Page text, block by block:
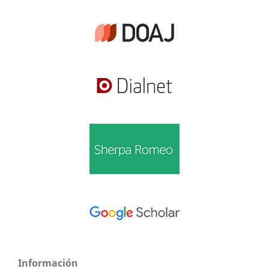
Información